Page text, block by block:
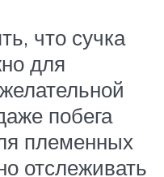
что сучка
для
побега
племенных
отслеживать